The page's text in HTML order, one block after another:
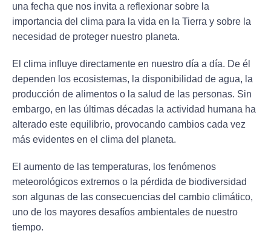
una fecha que nos invita a reflexionar sobre la
importancia del clima para la vida en la Tierra y sobre la
necesidad de proteger nuestro planeta.
El clima influye directamente en nuestro día a día. De él
dependen los ecosistemas, la disponibilidad de agua, la
producción de alimentos o la salud de las personas. Sin
embargo, en las últimas décadas la actividad humana ha
alterado este equilibrio, provocando cambios cada vez
más evidentes en el clima del planeta.
El aumento de las temperaturas, los fenómenos
meteorológicos extremos o la pérdida de biodiversidad
son algunas de las consecuencias del cambio climático,
uno de los mayores desafíos ambientales de nuestro
tiempo.